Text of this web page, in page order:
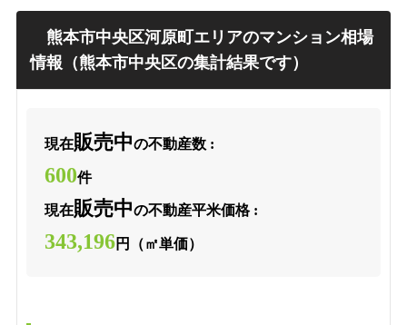
熊本市中央区河原町エリアのマンション相場
情報（熊本市中央区の集計結果です）
現在販売中の不動産数 :
600件
現在販売中の不動産平米価格 :
343,196円（㎡単価）